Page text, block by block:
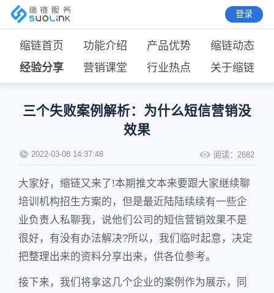
登录
缩链首页 功能介绍 产品优势
缩链动态
经验分享
营销课堂 行业热点 关于缩链
三个失败案例解析：为什么短信营销没
效果
2022-03-08 14:37:48 阅读： 2682
大家好，缩链又来了!本期推文本来要跟大家继续聊
培训机构招生方案的，但是最近陆陆续续有一些企
业负责人私聊我，说他们公司的短信营销效果不是
很好，有没有办法解决?所以，我们临时起意，决定
把整理出来的资料分享出来，供各位参考。
接下来，我们将拿这几个企业的案例作为展示，同